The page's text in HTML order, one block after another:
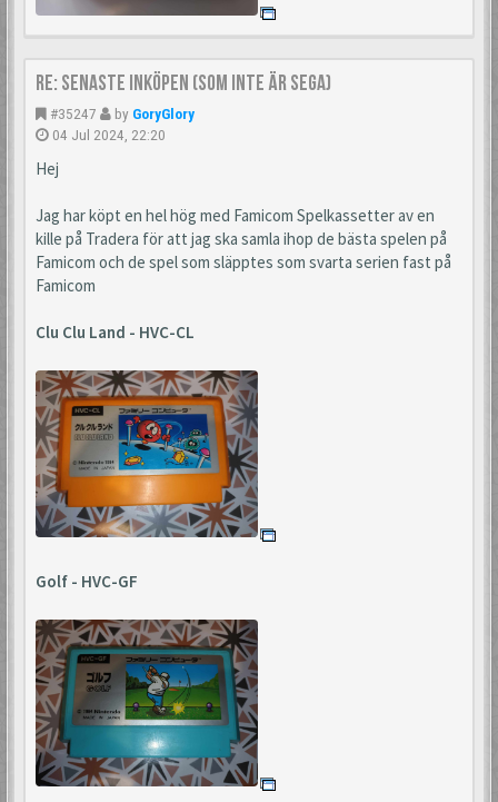
Re: Senaste inköpen (som inte är Sega)
#35247 by GoryGlory
04 Jul 2024, 22:20
Hej
Jag har köpt en hel hög med Famicom Spelkassetter av en
kille på Tradera för att jag ska samla ihop de bästa spelen på
Famicom och de spel som släpptes som svarta serien fast på
Famicom
Clu Clu Land - HVC-CL
Golf - HVC-GF